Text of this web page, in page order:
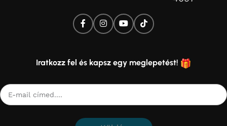
Iratkozz fel és kapsz egy meglepetést!